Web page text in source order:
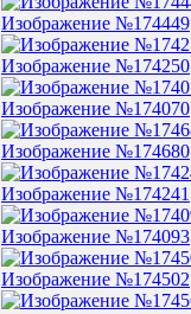
Изображение №174449
Изображение №174250
Изображение №174070
Изображение №174680
Изображение №174241
Изображение №174093
Изображение №174502